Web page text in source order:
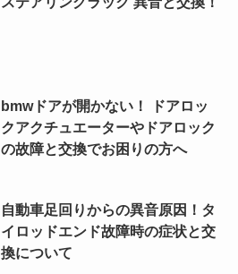
bmwドアが開かない！ ドアロッ
クアクチュエーターやドアロック
の故障と交換でお困りの方へ
自動車足回りからの異音原因！タ
イロッドエンド故障時の症状と交
換について